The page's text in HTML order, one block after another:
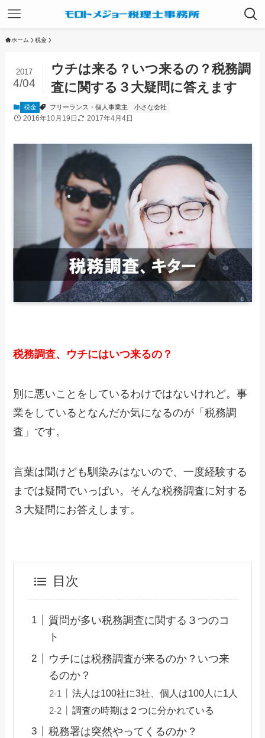
ホーム 税金
ウチは来る？いつ来るの？税務調
査に関する３大疑問に答えます
2017
4/04
税金 フリーランス・個人事業主 小さな会社
2016年10月19日 2017年4月4日
税務調査、ウチにはいつ来るの？
別に悪いことをしているわけではないけれど。事
業をしているとなんだか気になるのが「税務調
査」です。
言葉は聞けども馴染みはないので、一度経験する
までは疑問でいっぱい。そんな税務調査に対する
３大疑問にお答えします。
目次
質問が多い税務調査に関する３つのコ
ト
ウチには税務調査が来るのか？いつ来
るのか？
法人は100社に3社、個人は100人に1人
調査の時期は２つに分かれている
税務署は突然やってくるのか？